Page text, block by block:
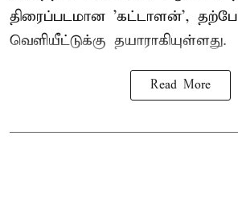
திரைப்படமான 'கட்டாளன்',
வெளியீட்டுக்கு தயாராகியுள்ளது.
Read More